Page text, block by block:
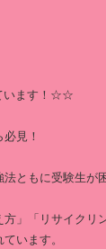
います！☆☆
見！
ともに受験生が
」「リサイクリ
います。